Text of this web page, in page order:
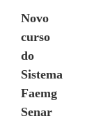
Novo
curso
do
Sistema
Faemg
Senar